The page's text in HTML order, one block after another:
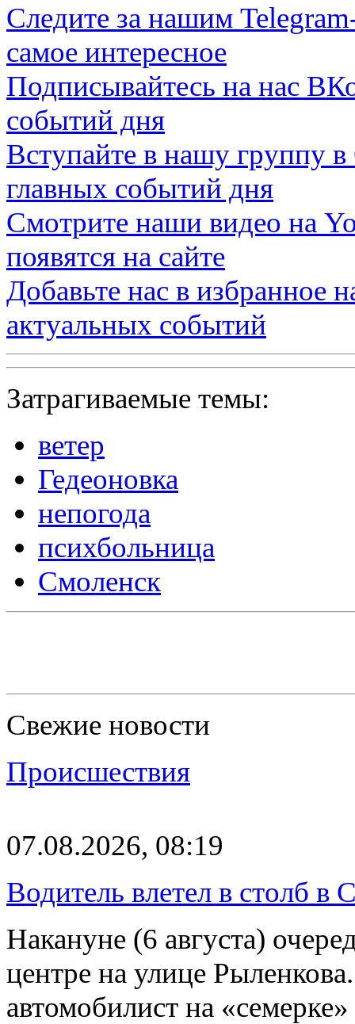
Следите за нашим
самое интересное
Подписывайтесь на нас
событий дня
Вступайте в нашу группу в
главных событий дня
Смотрите наши видео на
появятся на сайте
Добавьте нас в избранное
актуальных событий
Затрагиваемые темы:
ветер
Гедеоновка
непогода
психбольница
Смоленск
Свежие новости
Происшествия
07.08.2026, 08:19
Водитель влетел в столб в
Накануне (6 августа)
центре на улице
автомобилист на